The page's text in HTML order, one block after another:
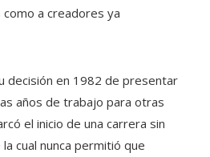
a creadores ya
decisión en 1982 de presentar
años de trabajo para otras
el inicio de una carrera sin
cual nunca permitió que